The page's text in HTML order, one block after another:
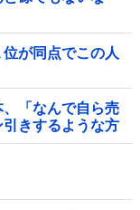
が同点でこの人
「なんで自ら売
引きするような方